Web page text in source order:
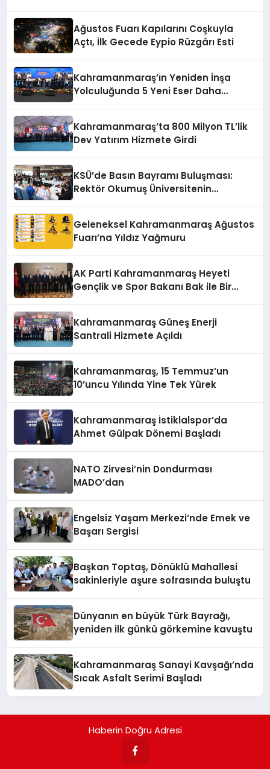
Ağustos Fuarı Kapılarını Coşkuyla
Açtı, İlk Gecede Eypio Rüzgârı Esti
Kahramanmaraş’ın Yeniden İnşa
Yolculuğunda 5 Yeni Eser Daha
Kahramanmaraş’ta 800 Milyon TL’lik
Dev Yatırım Hizmete Girdi
KSÜ’de Basın Bayramı Buluşması:
Rektör Okumuş Üniversitenin
Geleneksel Kahramanmaraş Ağustos
Fuarı’na Yıldız Yağmuru
AK Parti Kahramanmaraş Heyeti
Gençlik ve Spor Bakanı Bak ile Bir
Kahramanmaraş Güneş Enerji
Santrali Hizmete Açıldı
Kahramanmaraş, 15 Temmuz’un
10’uncu Yılında Yine Tek Yürek
Kahramanmaraş İstiklalspor’da
Ahmet Gülpak Dönemi Başladı
NATO Zirvesi’nin Dondurması
MADO’dan
Engelsiz Yaşam Merkezi’nde Emek ve
Başarı Sergisi
Başkan Toptaş, Dönüklü Mahallesi
sakinleriyle aşure sofrasında buluştu
Dünyanın en büyük Türk Bayrağı,
yeniden ilk günkü görkemine kavuştu
Kahramanmaraş Sanayi Kavşağı’nda
Sıcak Asfalt Serimi Başladı
Haberin Doğru Adresi